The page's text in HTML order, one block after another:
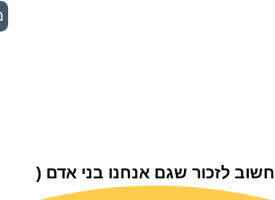
חשוב לזכור שגם אנחנו בני אדם (